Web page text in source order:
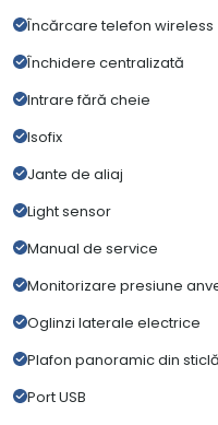
Încărcare telefon wireless
Închidere centralizată
Intrare fără cheie
Isofix
Jante de aliaj
Light sensor
Manual de service
Monitorizare presiune
Oglinzi laterale electrice
Plafon panoramic din sticlă
Port USB